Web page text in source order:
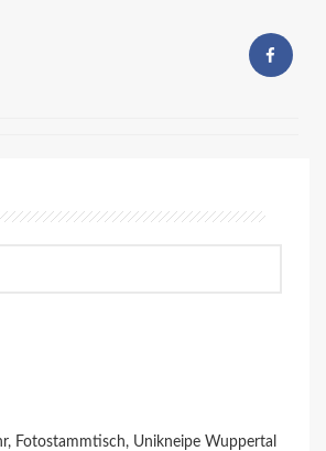
Fotostammtisch, Unikneipe Wuppertal